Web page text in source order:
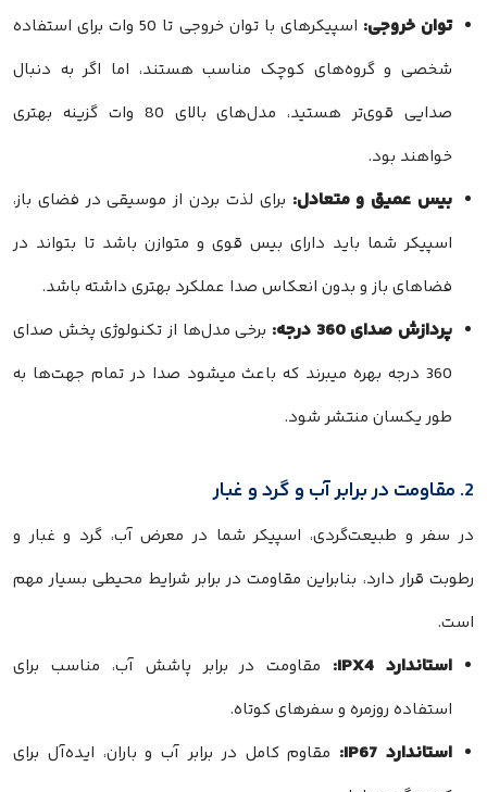
توان خروجی:
اسپیکرهای با توان خروجی تا 50 وات برای استفاده
شخصی و گروه‌های کوچک مناسب هستند، اما اگر به دنبال
صدایی قوی‌تر هستید، مدل‌های بالای 80 وات گزینه بهتری
خواهند بود.
بیس عمیق و متعادل: برای لذت بردن از موسیقی در فضای باز،
اسپیکر شما باید دارای بیس قوی و متوازن باشد تا بتواند در
فضاهای باز و بدون انعکاس صدا عملکرد بهتری داشته باشد.
پردازش صدای 360 درجه:
برخی مدل‌ها از تکنولوژی پخش صدای
360 درجه بهره میبرند که باعث میشود صدا در تمام جهت‌ها به‌
طور یکسان منتشر شود.
2. مقاومت در برابر آب و گرد و غبار
در سفر و طبیعت‌گردی، اسپیکر شما در معرض آب، گرد و غبار و
رطوبت قرار دارد، بنابراین مقاومت در برابر شرایط محیطی بسیار مهم
است.
استاندارد IPX4:
مقاومت در برابر پاشش آب، مناسب برای
استفاده روزمره و سفرهای کوتاه.
استاندارد IP67:
مقاوم کامل در برابر آب و باران، ایده‌آل برای